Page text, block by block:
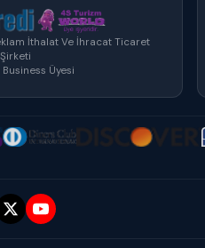
İthalat Ve İhracat Ticaret
Üyesi